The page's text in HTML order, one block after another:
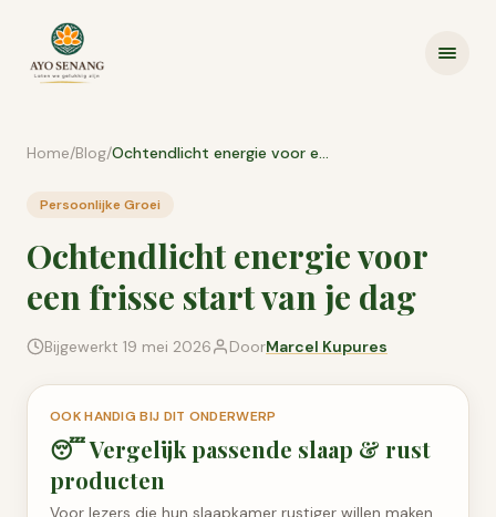
Home/Blog/ Ochtendlicht energie voor een frisse start van je dag
Persoonlijke Groei
Ochtendlicht energie voor
een frisse start van je dag
Bijgewerkt 19 mei 2026 DoorMarcel Kupures
OOK HANDIG BIJ DIT ONDERWERP
😴Vergelijk passende slaap & rust
producten
Voor lezers die hun slaapkamer rustiger willen maken